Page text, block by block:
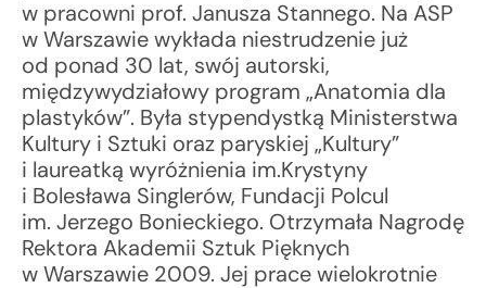
w pracowni prof. Janusza Stannego. Na ASP
w Warszawie wykłada niestrudzenie już
od ponad 30 lat, swój autorski,
międzywydziałowy program „Anatomia dla
plastyków”. Była stypendystką Ministerstwa
Kultury i Sztuki oraz paryskiej „Kultury”
i laureatką wyróżnienia im.Krystyny
i Bolesława Singlerów, Fundacji Polcul
im. Jerzego Bonieckiego. Otrzymała Nagrodę
Rektora Akademii Sztuk Pięknych
w Warszawie 2009. Jej prace wielokrotnie